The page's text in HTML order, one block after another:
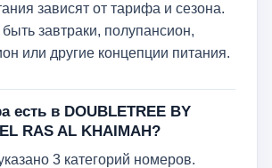
зависят от тарифа и сезона.
завтраки, полупансион,
или другие концепции питания.
есть в DOUBLETREE BY
RAS AL KHAIMAH?
3 категорий номеров.